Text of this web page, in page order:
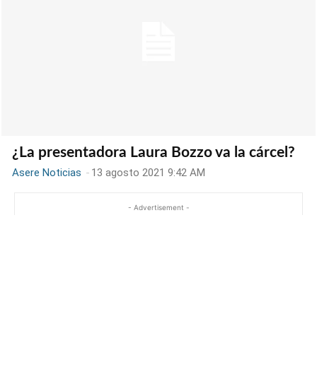
¿La presentadora Laura Bozzo va la cárcel?
Asere Noticias - 13 agosto 2021 9:42 AM
- Advertisement -